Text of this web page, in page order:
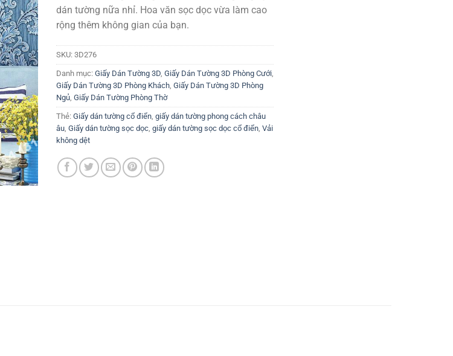
dán tường nữa nhỉ. Hoa văn sọc dọc vừa làm cao
rộng thêm không gian của bạn.
SKU: 3D276
Danh mục: Giấy Dán Tường 3D Giấy Dán Tường 3D Phòng Cưới
Giấy Dán Tường 3D Phòng Khách Giấy Dán Tường 3D Phòng
Ngủ Giấy Dán Tường Phòng Thờ
Thẻ: Giấy dán tường cổ điển giấy dán tường phong cách châu
âu Giấy dán tường sọc dọc giấy dán tường sọc dọc cổ điển Vải
không dệt